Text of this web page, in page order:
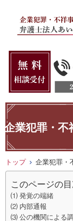
企業犯罪・
トップ 企業犯罪・
このページの
⑴ 発覚の端緒
⑵ 内部通報
⑶ 公の機関による